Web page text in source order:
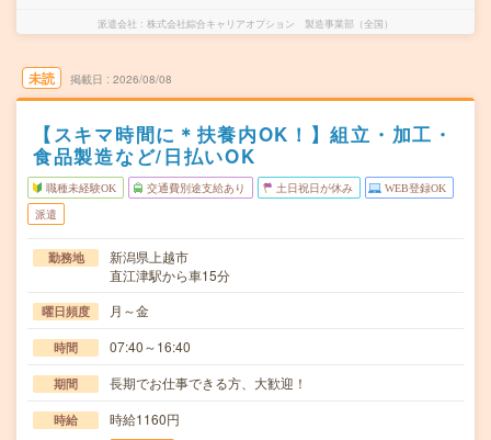
派遣会社 株式会社綜合キャリアオプション 製造事業部（全国）
未読 掲載日 2026/08/08
【スキマ時間に＊扶養内OK！】組立・加工・
食品製造など/日払いOK
職種未経験OK 交通費別途支給あり 土日祝日が休み WEB登録OK
派遣
勤務地
新潟県上越市
直江津駅から車15分
曜日頻度 月～金
時間 07:40～16:40
期間 長期でお仕事できる方、大歓迎！
時給 時給1160円